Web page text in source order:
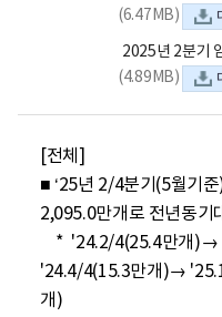
(6.47MB)
2025년 2분기
(4.89MB)
[전체]
■ ‘25년 2/4분기(5월기
2,095.0만개로 전년동기
'24.4/4(15.3만개)→
개)